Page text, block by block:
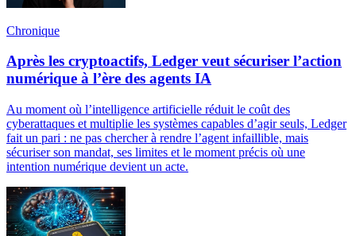
Chronique
Après les cryptoactifs, Ledger veut sécuriser l’action
numérique à l’ère des agents IA
Au moment où l’intelligence artificielle réduit le coût des
cyberattaques et multiplie les systèmes capables d’agir seuls, Ledger
fait un pari : ne pas chercher à rendre l’agent infaillible, mais
sécuriser son mandat, ses limites et le moment précis où une
intention numérique devient un acte.